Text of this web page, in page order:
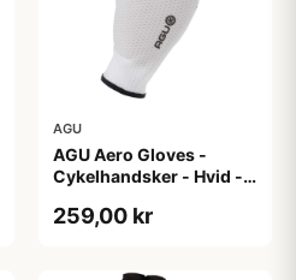
AGU
AGU Aero Gloves -
Cykelhandsker - Hvid -
259,00 kr